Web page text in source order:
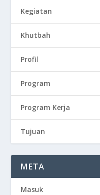
Kegiatan
Khutbah
Profil
Program
Program Kerja
Tujuan
META
Masuk